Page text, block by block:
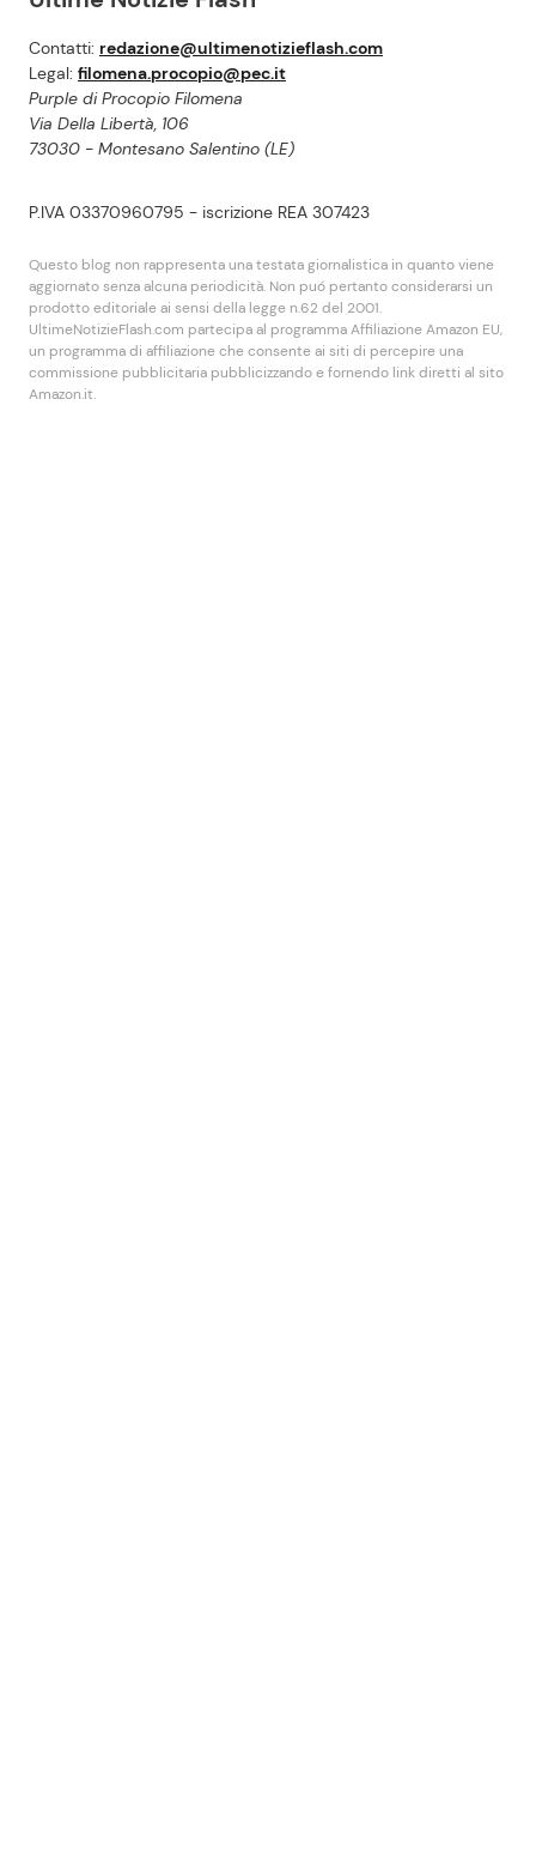
Contatti: redazione@ultimenotizieflash.com
Legal: filomena.procopio@pec.it
Purple di Procopio Filomena
Via Della Libertà, 106
73030 - Montesano Salentino (LE)
P.IVA 03370960795 - iscrizione REA 307423
Questo blog non rappresenta una testata giornalistica in quanto viene
aggiornato senza alcuna periodicità. Non puó pertanto considerarsi un
prodotto editoriale ai sensi della legge n.62 del 2001.
UltimeNotizieFlash.com partecipa al programma Affiliazione Amazon EU,
un programma di affiliazione che consente ai siti di percepire una
commissione pubblicitaria pubblicizzando e fornendo link diretti al sito
Amazon.it.